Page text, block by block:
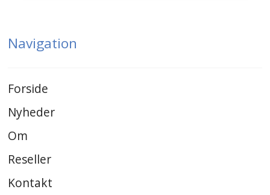
Navigation
Forside
Nyheder
Om
Reseller
Kontakt